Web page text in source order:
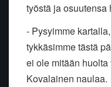
työstä ja osuutensa
- Pysyimme
tykkäsimme tästä
ei ole mitään
Kovalainen naulaa.